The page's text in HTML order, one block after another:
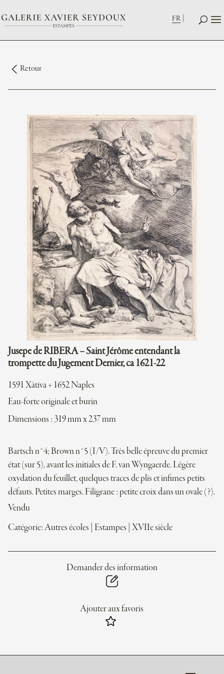
FR
Retour
Jusepe de RIBERA – Saint Jérôme entendant la
trompette du Jugement Dernier, ca 1621-22
1591 Xàtiva + 1652 Naples
Eau-forte originale et burin
Dimensions : 319 mm x 237 mm
Bartsch n°4; Brown n°5 (I/V). Très belle épreuve du premier
état (sur 5), avant les initiales de F. van Wyngaerde. Légère
oxydation du feuillet, quelques traces de plis et infimes petits
défauts. Petites marges. Filigrane : petite croix dans un ovale (?).
Vendu
Catégorie:Autres écoles Estampes XVIIe siècle
Demander des information
Ajouter aux favoris